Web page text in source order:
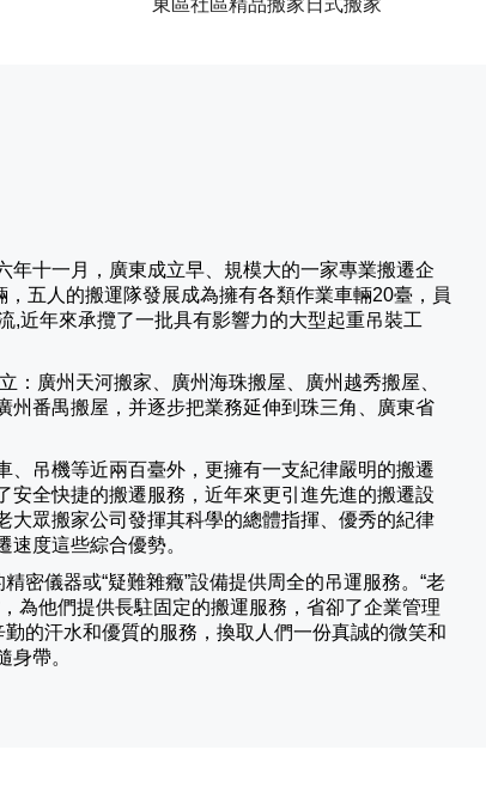
年十一月，廣東成立早、規模大的一家專業搬遷企
，五人的搬運隊發展成為擁有各類作業車輛20臺，員
,近年來承攬了一批具有影響力的大型起重吊裝工
：廣州天河搬家、廣州海珠搬屋、廣州越秀搬屋、
州番禺搬屋，并逐步把業務延伸到珠三角、廣東省
、吊機等近兩百臺外，更擁有一支紀律嚴明的搬遷
全快捷的搬遷服務，近年來更引進先進的搬遷設
眾搬家公司發揮其科學的總體指揮、優秀的紀律
度這些綜合優勢。
儀器或“疑難雜癥”設備提供周全的吊運服務。“老
為他們提供長駐固定的搬運服務，省卻了企業管理
的汗水和優質的服務，換取人們一份真誠的微笑和
身帶。